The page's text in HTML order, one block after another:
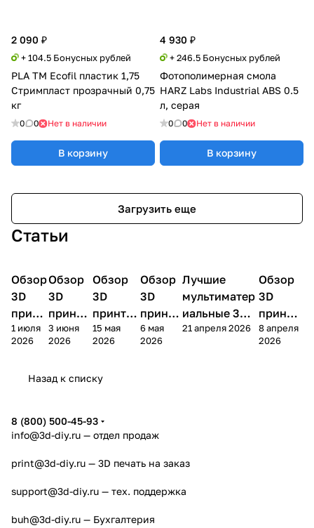
2 090 ₽
+ 104.5 Бонусных рублей
PLA TM Ecofil пластик 1,75
Стримпласт прозрачный 0,75
кг
0 0 Нет в наличии
В корзину
4 930 ₽
+ 246.5 Бонусных рублей
Фотополимерная смола
HARZ Labs Industrial ABS 0.5
л, серая
0 0 Нет в наличии
В корзину
Загрузить еще
Статьи
3D
принтеры
Обзор
3D
принт
ера
Bamb
1 июля
2026
3D
принтеры
Обзор
3D
принте
ра
Anycubi
4
3 июня
2026
3D
принтеры
Обзор
3D
принтер
а
FlashFo
Creator
15 мая
2026
3D
принтеры
Обзор
3D
принте
ра
Bambu
6 мая
2026
3D принтеры
Лучшие
мультиматер
иальные 3D
принтеры на
21 апреля 2026
3D
Обзор
3D
принте
ра
FlashF
8 апреля
2026
Назад к списку
8 (800) 500-45-93
info@3d-diy.ru — отдел продаж
print@3d-diy.ru — 3D печать на заказ
support@3d-diy.ru — тех. поддержка
buh@3d-diy.ru — Бухгалтерия